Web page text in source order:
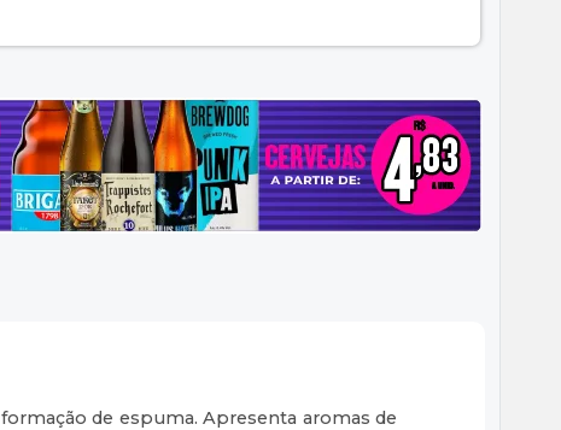
de espuma. Apresenta aromas de